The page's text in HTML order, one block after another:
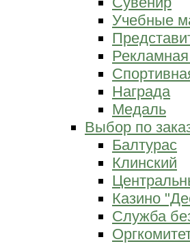
Учебные
Награда
Медаль
Выбор по
Балтурас
Клинский
Казино
Служба